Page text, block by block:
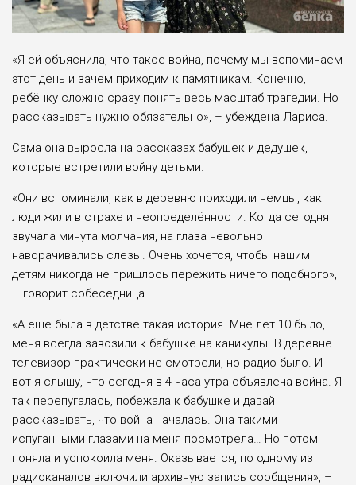
«Я ей объяснила, что такое война, почему мы вспоминаем
этот день и зачем приходим к памятникам. Конечно,
ребёнку сложно сразу понять весь масштаб трагедии. Но
рассказывать нужно обязательно», – убеждена Лариса.
Сама она выросла на рассказах бабушек и дедушек,
которые встретили войну детьми.
«Они вспоминали, как в деревню приходили немцы, как
люди жили в страхе и неопределённости. Когда сегодня
звучала минута молчания, на глаза невольно
наворачивались слезы. Очень хочется, чтобы нашим
детям никогда не пришлось пережить ничего подобного»,
– говорит собеседница.
«А ещё была в детстве такая история. Мне лет 10 было,
меня всегда завозили к бабушке на каникулы. В деревне
телевизор практически не смотрели, но радио было. И
вот я слышу, что сегодня в 4 часа утра объявлена война. Я
так перепугалась, побежала к бабушке и давай
рассказывать, что война началась. Она такими
испуганными глазами на меня посмотрела… Но потом
поняла и успокоила меня. Оказывается, по одному из
радиоканалов включили архивную запись сообщения», –